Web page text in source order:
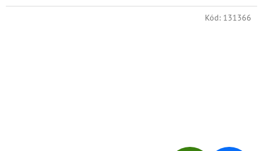
Kód: 131366